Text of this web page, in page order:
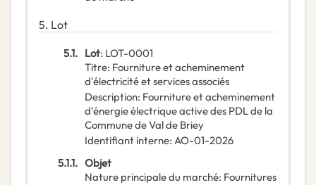
5. Lot
5.1. Lot: LOT-0001
Titre: Fourniture et acheminement
d'électricité et services associés
Description: Fourniture et acheminement
d'énergie électrique active des PDL de la
Commune de Val de Briey
Identifiant interne: AO-01-2026
5.1.1. Objet
Nature principale du marché: Fournitures